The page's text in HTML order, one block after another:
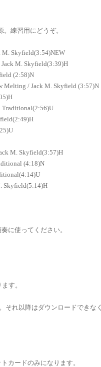
練習用にどうぞ。
M. Skyfield(3:54)NEW
M. Skyfield(3:39)H
(2:58)N
Melting / Jack M. Skyfield (3:57)N
Traditional(2:56)U
M. Skyfield(3:57)H
(4:18)N
Skyfield(5:14)H
に使ってください。
す。
れ以降はダウンロードできなく
カードのみになります。